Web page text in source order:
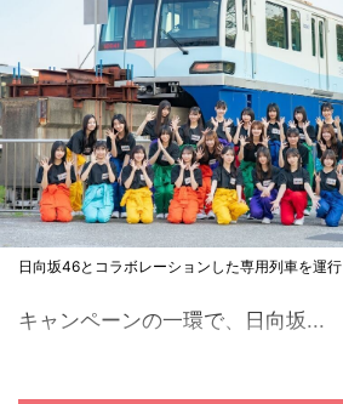
日向坂46とコラボレーションした専用列車を運行
キャンペーンの一環で、日向坂...